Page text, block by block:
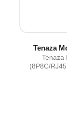
Tenaza
Tenaza
(8P8C/